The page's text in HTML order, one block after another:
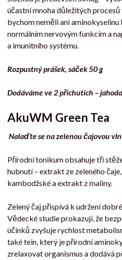
účastní mnoha důležitých
bychom neměli ani
normálním nervovým funkcím a
a imunitního systému.
Rozpustný prášek, sáček 50 g
Dodáváme ve 2 příchutích –
AkuWM Green Tea
Nalaďte se na zelenou čajovou
Přírodní tonikum obsahuje tři
hubnutí – extrakt ze zeleného
kambodžské a extrakt z maliny.
Zelený čaj přispívá k udržení
Vědecké studie prokazují, že
účinků zvyšuje rychlost
také tein, který je přírodní
zrelaxovat organismus a dodává